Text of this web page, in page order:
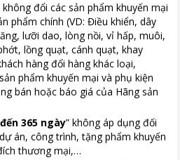
đổi các sản phẩm khuyến mại
phẩm chính (VD: Điều khiển, dây
lưỡi dao, lòng nồi, vỉ hấp, muôi,
lồng quạt, cánh quạt, khay
hàng đổi hàng khác loại,
phẩm khuyến mại và phụ kiện
bán hoặc báo giá của Hãng sản
365 ngày” không áp dụng đối
án, công trình, tặng phẩm khuyến
thương mại,…